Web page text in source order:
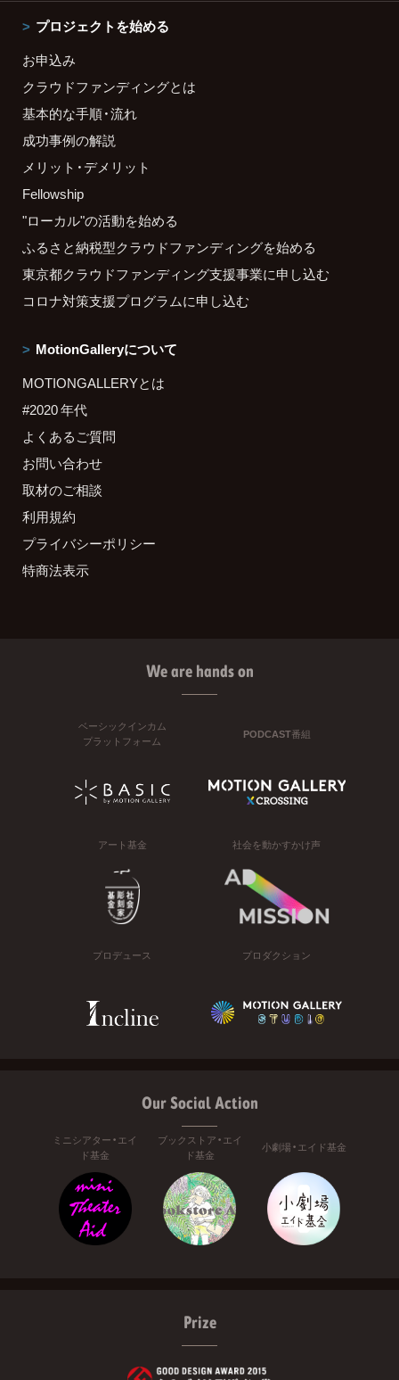
プロジェクトを始める
お申込み
クラウドファンディングとは
基本的な手順・流れ
成功事例の解説
メリット・デメリット
Fellowship
"ローカル"の活動を始める
ふるさと納税型クラウドファンディングを始める
東京都クラウドファンディング支援事業に申し込む
コロナ対策支援プログラムに申し込む
MotionGalleryについて
MOTIONGALLERYとは
#2020 年代
よくあるご質問
お問い合わせ
取材のご相談
利用規約
プライバシーポリシー
特商法表示
We are hands on
ベーシックインカム
プラットフォーム
PODCAST番組
アート基金 社会を動かすかけ声
プロデュース プロダクション
Our Social Action
ミニシアター・エイ
ド基金
ブックストア・エイ
ド基金
小劇場・エイド基金
Prize